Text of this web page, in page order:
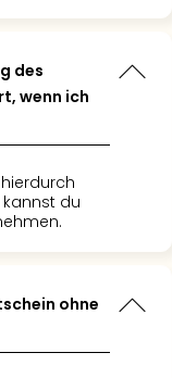
des
wenn ich
du
ohne